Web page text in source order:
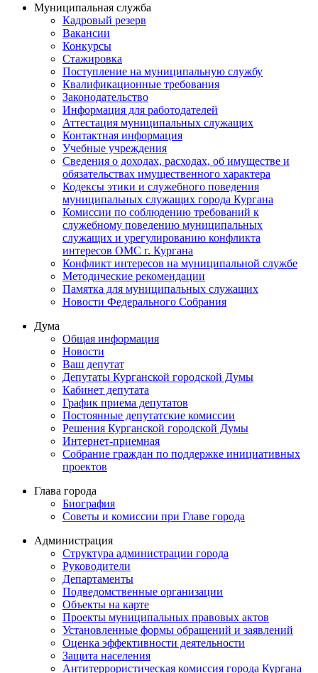
Муниципальная служба
Кадровый резерв
Вакансии
Конкурсы
Стажировка
Поступление на муниципальную службу
Квалификационные требования
Законодательство
Информация для работодателей
Аттестация муниципальных служащих
Контактная информация
Учебные учреждения
Сведения о доходах, расходах, об имуществе и
обязательствах имущественного характера
Кодексы этики и служебного поведения
муниципальных служащих города Кургана
Комиссии по соблюдению требований к
служебному поведению муниципальных
служащих и урегулированию конфликта
интересов ОМС г. Кургана
Конфликт интересов на муниципальной службе
Методические рекомендации
Памятка для муниципальных служащих
Новости Федерального Cобрания
Дума
Общая информация
Новости
Ваш депутат
Депутаты Курганской городской Думы
Кабинет депутата
График приема депутатов
Постоянные депутатские комиссии
Решения Курганской городской Думы
Интернет-приемная
Собрание граждан по поддержке инициативных
проектов
Глава города
Биография
Советы и комиссии при Главе города
Администрация
Структура администрации города
Руководители
Департаменты
Подведомственные организации
Объекты на карте
Проекты муниципальных правовых актов
Установленные формы обращений и заявлений
Оценка эффективности деятельности
Защита населения
Антитеррористическая комиссия города Кургана